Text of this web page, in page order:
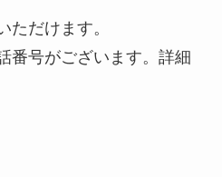
ただけます。
番号がございます。詳細